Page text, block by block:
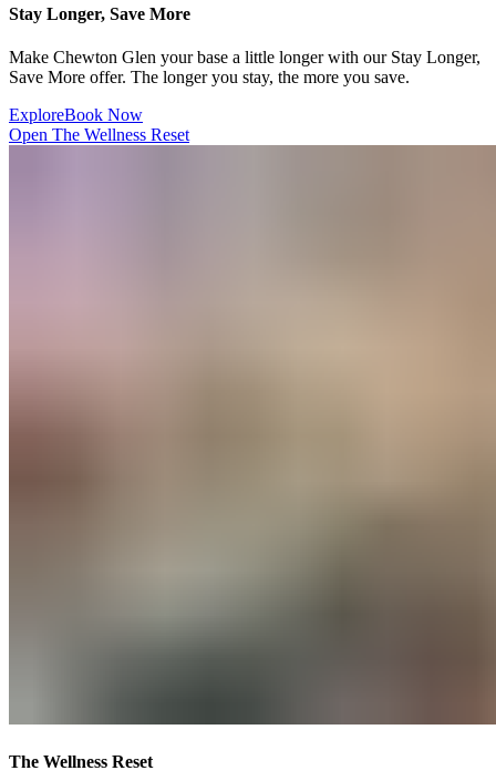
Stay Longer, Save More​​​​‌ ‍ ​‍​‍‌‍ ‌ ​‍‌‍‍‌‌‍‌ ‌‍‍‌‌‍ ‍​‍​‍​ ‍‍​‍​‍‌ ​ ‌‍​‌‌‍ ‍‌‍‍‌‌ ‌​‌ ‍‌​‍ ‍‌‍‍‌‌‍ ​‍​‍​‍ ​​‍​‍‌‍‍​‌ ​‍‌‍‌‌‌‍‌‍​‍​‍​ ‍‍​‍​‍‌‍‍​‌ ‌​‌ ‌​‌ ​​‌ ​ ​ ‍‍​‍ ​‍ ‌‍ ​​‍ ‌‌‍​‌‌‍ ‍‌‍‌​​‍ ‌‌ ​‍​‍ ‌‌‍‍​‌‍ ‌ ‌​‌‍‌‌‌‍ ​‌ ​ ​‍ ‌‌ ​ ‌ ‌​‌ ‌‌‌‍‌​‌‍‍‌‌‍ ​‍ ‍‌ ‌‍‌‍‌‌‌ ​‍‌‍​ ‌‍‌‌‌‍ ​​‍ ‍‌‍​‌‌ ​​‌ ​​​‍ ‌‍‍‌‌‍ ‍‌ ‌​‌‍‌‌‌‍ ‍‌ ‌​​‍ ‌‍‌‌‌‍‌​‌‍‍‌‌ ‌​​‍ ‌‍ ‌‌‍ ‌‍‌​‌‍‌‌​ ‌‌ ​​‌ ​‍‌‍‌‌‌ ​ ‌‍‌‌‌‍ ‍‌ ‌​‌‍​‌‌ ‌​‌‍‍‌‌‍ ‌‍ ‍​ ‍ ‌‍‍‌‌‍‌​​ ‌​ ‍‌​ ​‌​ ‌‍​ ‌‍​ ‍‌‌‍‌​‌‍​‌​ ​​​‍ ‌​ ‌‍‌‍​ ‌‍​ ‌‍​ ​‍ ‌​ ‌​​ ‍‌​ ‌​​ ‌‍​‍ ‌‌‍​‌​ ​‍​ ‌ ​ ‌​​‍ ‌‌‍​‌‌‍​ ‌‍​‍​ ‍‌‌‍​‍​ ​ ‌‍‌‌‌‍​ ​ ​ ‌‍‌​​ ‌ ‌‍​ ​ ‍ ‌ ‌​‌ ‍‌‌ ​​‌‍‌‌​ ‌‌‍‍​‌‍ ‌ ‌​‌‍‌‌‌‍ ​‌‌​ ‌‍‍‌‌ ‌​‌‍‌‌‌‌​​‌‍​‌‌‍‌ ‌‍‌‌​ ‍ ‌ ​​‌‍​‌‌ ‌​‌‍‍​​ ‌‌ ​​‌‍​‌‌‍‌ ‌‍‌‌‌​​‍‌ ‌‌‌‍‍‌‌‍ ​‌‍‌​‌‍‌‌‌ ​‍​‍‌‌​ ‌‌‌​​‍‌‌ ‌‍‍ ‌‍‌‌‌ ‍‌​‍‌‌​ ​ ‌​‌​​‍‌‌​ ​ ‌​‌​​‍‌‌​ ​‍​ ​‍​ ‍​​ ​ ​ ‍​​ ‌ ​ ‍​​ ​‌​ ‌‍‌‍​ ‌‍‌‌​ ‌​​ ​‍‌‍​‌​‍‌‌​ ​‍​ ​‍​‍‌‌​ ‌‌‌​‌​​‍ ‍‌‍​ ‌‍ ‌‍ ‍‌ ‌​‌‍‌‌‌‍ ‍‌ ‌​​‍‌‌​ ‌‌‌​​‍‌‌ ‌‍‍ ‌‍‌‌‌ ‍‌​‍‌‌​ ​ ‌​‌​​‍‌‌​ ​ ‌​‌​​‍‌‌​ ​‍​ ​‍‌‍‌‍​ ‌ ​ ‌‍‌‍​ ​ ‍​‌‍‌‌‌‍‌​​ ‌​​ ​ ​ ‌​​ ‍‌​ ‍​​‍‌‌​ ​‍​ ​‍​‍‌‌​ ‌‌‌​‌​​‍ ‍‌ ‌​‌‍‍‌‌ ‌​‌‍ ​‌‍‌‌​ ‌‍​‍‌‍​‌‌ ​ ‌‍‌‌‌‌‌‌‌ ​‍‌‍ ​​ ‌‌‍‍​‌ ‌​‌ ‌​‌ ​​‌ ​ ​‍‌‌​ ​ ‌​​‌​‍‌‌​ ​‍‌​‌‍​‍‌‌​ ​‍‌​‌‍‌‍ ​​‍ ‌‌‍​‌‌‍ ‍‌‍‌​​‍ ‌‌ ​‍​‍ ‌‌‍‍​‌‍ ‌ ‌​‌‍‌‌‌‍ ​‌ ​ ​‍ ‌‌ ​ ‌ ‌​‌ ‌‌‌‍‌​‌‍‍‌‌‍ ​‍ ‍‌ ‌‍‌‍‌‌‌ ​‍‌‍​ ‌‍‌‌‌‍ ​​‍ ‍‌‍​‌‌ ​​‌ ​​​‍‌‍‌‍‍‌‌‍‌​​ ‌​ ‍‌​ ​‌​ ‌‍​ ‌‍​ ‍‌‌‍‌​‌‍​‌​ ​​​‍ ‌​ ‌‍‌‍​ ‌‍​ ‌‍​ ​‍ ‌​ ‌​​ ‍‌​ ‌​​ ‌‍​‍ ‌‌‍​‌​ ​‍​ ‌ ​ ‌​​‍ ‌‌‍​‌‌‍​ ‌‍​‍​ ‍‌‌‍​‍​ ​ ‌‍‌‌‌‍​ ​ ​ ‌‍‌​​ ‌ ‌‍​ ​‍‌‍‌ ‌​‌ ‍‌‌ ​​‌‍‌‌​ ‌‌‍‍​‌‍ ‌ ‌​‌‍‌‌‌‍ ​‌‌​ ‌‍‍‌‌ ‌​‌‍‌‌‌‌​​‌‍​‌‌‍‌ ‌‍‌‌​‍‌‍‌ ​​‌‍​‌‌ ‌​‌‍‍​​ ‌‌ ​​‌‍​‌‌‍‌ ‌‍‌‌‌​​‍‌ ‌‌‌‍‍‌‌‍ ​‌‍‌​‌‍‌‌‌ ​‍​‍‌‌​ ‌‌‌​​‍‌‌ ‌‍‍ ‌‍‌‌‌ ‍‌​‍‌‌​ ​ ‌​‌​​‍‌‌​ ​ ‌​‌​​‍‌‌​ ​‍​ ​‍​ ‍​​ ​ ​ ‍​​ ‌ ​ ‍​​ ​‌​ ‌‍‌‍​ ‌‍‌‌​ ‌​​ ​‍‌‍​‌​‍‌‌​ ​‍​ ​‍​‍‌‌​ ‌‌‌​‌​​‍ ‍‌‍​ ‌‍ ‌‍ ‍‌ ‌​‌‍‌‌‌‍ ‍‌ ‌​​‍‌‌​ ‌‌‌​​‍‌‌ ‌‍‍ ‌‍‌‌‌ ‍‌​‍‌‌​ ​ ‌​‌​​‍‌‌​ ​ ‌​‌​​‍‌‌​ ​‍​ ​‍‌‍‌‍​ ‌ ​ ‌‍‌‍​ ​ ‍​‌‍‌‌‌‍‌​​ ‌​​ ​ ​ ‌​​ ‍‌​ ‍​​‍‌‌​ ​‍​ ​‍​‍‌‌​ ‌‌‌​‌​​‍ ‍‌ ‌​‌‍‍‌‌ ‌​‌‍ ​‌‍‌‌​‍‌‍‌ ​​‌‍‌‌‌ ​‍‌ ​ ‌ ​​‌‍‌‌‌‍​ ‌ ‌​‌‍‍‌‌ ‌‍‌‍‌‌​ ‌‌ ​​‌ ‌‌‌‍​‍‌‍ ​‌‍‍‌‌ ​ ‌‍‍​‌‍‌‌‌‍‌​​‍​‍‌ ‌
Make Chewton Glen your base a little longer with our Stay Longer,
Save More offer. The longer you stay, the more you save.​​​​‌ ‍ ​‍​‍‌‍ ‌ ​‍‌‍‍‌‌‍‌ ‌‍‍‌‌‍ ‍​‍​‍​ ‍‍​‍​‍‌ ​ ‌‍​‌‌‍ ‍‌‍‍‌‌ ‌​‌ ‍‌​‍ ‍‌‍‍‌‌‍ ​‍​‍​‍ ​​‍​‍‌‍‍​‌ ​‍‌‍‌‌‌‍‌‍​‍​‍​ ‍‍​‍​‍‌‍‍​‌ ‌​‌ ‌​‌ ​​‌ ​ ​ ‍‍​‍ ​‍ ‌‍ ​​‍ ‌‌‍​‌‌‍ ‍‌‍‌​​‍ ‌‌ ​‍​‍ ‌‌‍‍​‌‍ ‌ ‌​‌‍‌‌‌‍ ​‌ ​ ​‍ ‌‌ ​ ‌ ‌​‌ ‌‌‌‍‌​‌‍‍‌‌‍ ​‍ ‍‌ ‌‍‌‍‌‌‌ ​‍‌‍​ ‌‍‌‌‌‍ ​​‍ ‍‌‍​‌‌ ​​‌ ​​​‍ ‌‍‍‌‌‍ ‍‌ ‌​‌‍‌‌‌‍ ‍‌ ‌​​‍ ‌‍‌‌‌‍‌​‌‍‍‌‌ ‌​​‍ ‌‍ ‌‌‍ ‌‍‌​‌‍‌‌​ ‌‌ ​​‌ ​‍‌‍‌‌‌ ​ ‌‍‌‌‌‍ ‍‌ ‌​‌‍​‌‌ ‌​‌‍‍‌‌‍ ‌‍ ‍​ ‍ ‌‍‍‌‌‍‌​​ ‌​ ‍‌​ ​‌​ ‌‍​ ‌‍​ ‍‌‌‍‌​‌‍​‌​ ​​​‍ ‌​ ‌‍‌‍​ ‌‍​ ‌‍​ ​‍ ‌​ ‌​​ ‍‌​ ‌​​ ‌‍​‍ ‌‌‍​‌​ ​‍​ ‌ ​ ‌​​‍ ‌‌‍​‌‌‍​ ‌‍​‍​ ‍‌‌‍​‍​ ​ ‌‍‌‌‌‍​ ​ ​ ‌‍‌​​ ‌ ‌‍​ ​ ‍ ‌ ‌​‌ ‍‌‌ ​​‌‍‌‌​ ‌‌‍‍​‌‍ ‌ ‌​‌‍‌‌‌‍ ​‌‌​ ‌‍‍‌‌ ‌​‌‍‌‌‌‌​​‌‍​‌‌‍‌ ‌‍‌‌​ ‍ ‌ ​​‌‍​‌‌ ‌​‌‍‍​​ ‌‌ ​​‌‍​‌‌‍‌ ‌‍‌‌‌​​‍‌ ‌‌‌‍‍‌‌‍ ​‌‍‌​‌‍‌‌‌ ​‍​‍‌‌​ ‌‌‌​​‍‌‌ ‌‍‍ ‌‍‌‌‌ ‍‌​‍‌‌​ ​ ‌​‌​​‍‌‌​ ​ ‌​‌​​‍‌‌​ ​‍​ ​‍​ ‍​​ ​ ​ ‍​​ ‌ ​ ‍​​ ​‌​ ‌‍‌‍​ ‌‍‌‌​ ‌​​ ​‍‌‍​‌​‍‌‌​ ​‍​ ​‍​‍‌‌​ ‌‌‌​‌​​‍ ‍‌‍​ ‌‍ ‌‍ ‍‌ ‌​‌‍‌‌‌‍ ‍‌ ‌​​‍‌‌​ ‌‌‌​​‍‌‌ ‌‍‍ ‌‍‌‌‌ ‍‌​‍‌‌​ ​ ‌​‌​​‍‌‌​ ​ ‌​‌​​‍‌‌​ ​‍​ ​‍‌‍‌‍​ ‌ ​ ‌‍‌‍​ ​ ‍​‌‍‌‌‌‍‌​​ ‌​​ ​ ​ ‌​​ ‍‌​ ‍​​‍‌‌​ ​‍​ ​‍​‍‌‌​ ‌‌‌​‌​​‍ ‍‌‍‌‌‌ ‍​‌‍​ ‌‍‌‌‌ ​‍‌ ​​‌ ‌​​ ‌‍​‍‌‍​‌‌ ​ ‌‍‌‌‌‌‌‌‌ ​‍‌‍ ​​ ‌‌‍‍​‌ ‌​‌ ‌​‌ ​​‌ ​ ​‍‌‌​ ​ ‌​​‌​‍‌‌​ ​‍‌​‌‍​‍‌‌​ ​‍‌​‌‍‌‍ ​​‍ ‌‌‍​‌‌‍ ‍‌‍‌​​‍ ‌‌ ​‍​‍ ‌‌‍‍​‌‍ ‌ ‌​‌‍‌‌‌‍ ​‌ ​ ​‍ ‌‌ ​ ‌ ‌​‌ ‌‌‌‍‌​‌‍‍‌‌‍ ​‍ ‍‌ ‌‍‌‍‌‌‌ ​‍‌‍​ ‌‍‌‌‌‍ ​​‍ ‍‌‍​‌‌ ​​‌ ​​​‍‌‍‌‍‍‌‌‍‌​​ ‌​ ‍‌​ ​‌​ ‌‍​ ‌‍​ ‍‌‌‍‌​‌‍​‌​ ​​​‍ ‌​ ‌‍‌‍​ ‌‍​ ‌‍​ ​‍ ‌​ ‌​​ ‍‌​ ‌​​ ‌‍​‍ ‌‌‍​‌​ ​‍​ ‌ ​ ‌​​‍ ‌‌‍​‌‌‍​ ‌‍​‍​ ‍‌‌‍​‍​ ​ ‌‍‌‌‌‍​ ​ ​ ‌‍‌​​ ‌ ‌‍​ ​‍‌‍‌ ‌​‌ ‍‌‌ ​​‌‍‌‌​ ‌‌‍‍​‌‍ ‌ ‌​‌‍‌‌‌‍ ​‌‌​ ‌‍‍‌‌ ‌​‌‍‌‌‌‌​​‌‍​‌‌‍‌ ‌‍‌‌​‍‌‍‌ ​​‌‍​‌‌ ‌​‌‍‍​​ ‌‌ ​​‌‍​‌‌‍‌ ‌‍‌‌‌​​‍‌ ‌‌‌‍‍‌‌‍ ​‌‍‌​‌‍‌‌‌ ​‍​‍‌‌​ ‌‌‌​​‍‌‌ ‌‍‍ ‌‍‌‌‌ ‍‌​‍‌‌​ ​ ‌​‌​​‍‌‌​ ​ ‌​‌​​‍‌‌​ ​‍​ ​‍​ ‍​​ ​ ​ ‍​​ ‌ ​ ‍​​ ​‌​ ‌‍‌‍​ ‌‍‌‌​ ‌​​ ​‍‌‍​‌​‍‌‌​ ​‍​ ​‍​‍‌‌​ ‌‌‌​‌​​‍ ‍‌‍​ ‌‍ ‌‍ ‍‌ ‌​‌‍‌‌‌‍ ‍‌ ‌​​‍‌‌​ ‌‌‌​​‍‌‌ ‌‍‍ ‌‍‌‌‌ ‍‌​‍‌‌​ ​ ‌​‌​​‍‌‌​ ​ ‌​‌​​‍‌‌​ ​‍​ ​‍‌‍‌‍​ ‌ ​ ‌‍‌‍​ ​ ‍​‌‍‌‌‌‍‌​​ ‌​​ ​ ​ ‌​​ ‍‌​ ‍​​‍‌‌​ ​‍​ ​‍​‍‌‌​ ‌‌‌​‌​​‍ ‍‌‍‌‌‌ ‍​‌‍​ ‌‍‌‌‌ ​‍‌ ​​‌ ‌​​‍‌‍‌ ​​‌‍‌‌‌ ​‍‌ ​ ‌ ​​‌‍‌‌‌‍​ ‌ ‌​‌‍‍‌‌ ‌‍‌‍‌‌​ ‌‌ ​​‌ ‌‌‌‍​‍‌‍ ​‌‍‍‌‌ ​ ‌‍‍​‌‍‌‌‌‍‌​​‍​‍‌ ‌
Explore​​​​‌ ‍ ​‍​‍‌‍ ‌ ​‍‌‍‍‌‌‍‌ ‌‍‍‌‌‍ ‍​‍​‍​ ‍‍​‍​‍‌ ​ ‌‍​‌‌‍ ‍‌‍‍‌‌ ‌​‌ ‍‌​‍ ‍‌‍‍‌‌‍ ​‍​‍​‍ ​​‍​‍‌‍‍​‌ ​‍‌‍‌‌‌‍‌‍​‍​‍​ ‍‍​‍​‍‌‍‍​‌ ‌​‌ ‌​‌ ​​‌ ​ ​ ‍‍​‍ ​‍ ‌‍ ​​‍ ‌‌‍​‌‌‍ ‍‌‍‌​​‍ ‌‌ ​‍​‍ ‌‌‍‍​‌‍ ‌ ‌​‌‍‌‌‌‍ ​‌ ​ ​‍ ‌‌ ​ ‌ ‌​‌ ‌‌‌‍‌​‌‍‍‌‌‍ ​‍ ‍‌ ‌‍‌‍‌‌‌ ​‍‌‍​ ‌‍‌‌‌‍ ​​‍ ‍‌‍​‌‌ ​​‌ ​​​‍ ‌‍‍‌‌‍ ‍‌ ‌​‌‍‌‌‌‍ ‍‌ ‌​​‍ ‌‍‌‌‌‍‌​‌‍‍‌‌ ‌​​‍ ‌‍ ‌‌‍ ‌‍‌​‌‍‌‌​ ‌‌ ​​‌ ​‍‌‍‌‌‌ ​ ‌‍‌‌‌‍ ‍‌ ‌​‌‍​‌‌ ‌​‌‍‍‌‌‍ ‌‍ ‍​ ‍ ‌‍‍‌‌‍‌​​ ‌​ ‍‌​ ​‌​ ‌‍​ ‌‍​ ‍‌‌‍‌​‌‍​‌​ ​​​‍ ‌​ ‌‍‌‍​ ‌‍​ ‌‍​ ​‍ ‌​ ‌​​ ‍‌​ ‌​​ ‌‍​‍ ‌‌‍​‌​ ​‍​ ‌ ​ ‌​​‍ ‌‌‍​‌‌‍​ ‌‍​‍​ ‍‌‌‍​‍​ ​ ‌‍‌‌‌‍​ ​ ​ ‌‍‌​​ ‌ ‌‍​ ​ ‍ ‌ ‌​‌ ‍‌‌ ​​‌‍‌‌​ ‌‌‍‍​‌‍ ‌ ‌​‌‍‌‌‌‍ ​‌‌​ ‌‍‍‌‌ ‌​‌‍‌‌‌‌​​‌‍​‌‌‍‌ ‌‍‌‌​ ‍ ‌ ​​‌‍​‌‌ ‌​‌‍‍​​ ‌‌ ​​‌‍​‌‌‍‌ ‌‍‌‌‌​​‍‌ ‌‌‌‍‍‌‌‍ ​‌‍‌​‌‍‌‌‌ ​‍​‍‌‌​ ‌‌‌​​‍‌‌ ‌‍‍ ‌‍‌‌‌ ‍‌​‍‌‌​ ​ ‌​‌​​‍‌‌​ ​ ‌​‌​​‍‌‌​ ​‍​ ​‍​ ‍​​ ​ ​ ‍​​ ‌ ​ ‍​​ ​‌​ ‌‍‌‍​ ‌‍‌‌​ ‌​​ ​‍‌‍​‌​‍‌‌​ ​‍​ ​‍​‍‌‌​ ‌‌‌​‌​​‍ ‍‌‍​ ‌‍ ‌‍ ‍‌ ‌​‌‍‌‌‌‍ ‍‌ ‌​​‍‌‌​ ‌‌‌​​‍‌‌ ‌‍‍ ‌‍‌‌‌ ‍‌​‍‌‌​ ​ ‌​‌​​‍‌‌​ ​ ‌​‌​​‍‌‌​ ​‍​ ​‍‌‍‌‍​ ‌ ​ ‌‍‌‍​ ​ ‍​‌‍‌‌‌‍‌​​ ‌​​ ​ ​ ‌​​ ‍‌​ ‍​​‍‌‌​ ​‍​ ​‍​‍‌‌​ ‌‌‌​‌​​‍ ‍‌ ​​‌ ​‍‌‍‍‌‌‍ ‌‌‍​‌‌ ​‍‌ ‍‌‌​​ ‌ ‌​‌‍​‌​‍ ‍‌‍ ​‌‍​‌‌‍​‍‌‍‌‌‌‍ ​​ ‌‍​‍‌‍​‌‌ ​ ‌‍‌‌‌‌‌‌‌ ​‍‌‍ ​​ ‌‌‍‍​‌ ‌​‌ ‌​‌ ​​‌ ​ ​‍‌‌​ ​ ‌​​‌​‍‌‌​ ​‍‌​‌‍​‍‌‌​ ​‍‌​‌‍‌‍ ​​‍ ‌‌‍​‌‌‍ ‍‌‍‌​​‍ ‌‌ ​‍​‍ ‌‌‍‍​‌‍ ‌ ‌​‌‍‌‌‌‍ ​‌ ​ ​‍ ‌‌ ​ ‌ ‌​‌ ‌‌‌‍‌​‌‍‍‌‌‍ ​‍ ‍‌ ‌‍‌‍‌‌‌ ​‍‌‍​ ‌‍‌‌‌‍ ​​‍ ‍‌‍​‌‌ ​​‌ ​​​‍‌‍‌‍‍‌‌‍‌​​ ‌​ ‍‌​ ​‌​ ‌‍​ ‌‍​ ‍‌‌‍‌​‌‍​‌​ ​​​‍ ‌​ ‌‍‌‍​ ‌‍​ ‌‍​ ​‍ ‌​ ‌​​ ‍‌​ ‌​​ ‌‍​‍ ‌‌‍​‌​ ​‍​ ‌ ​ ‌​​‍ ‌‌‍​‌‌‍​ ‌‍​‍​ ‍‌‌‍​‍​ ​ ‌‍‌‌‌‍​ ​ ​ ‌‍‌​​ ‌ ‌‍​ ​‍‌‍‌ ‌​‌ ‍‌‌ ​​‌‍‌‌​ ‌‌‍‍​‌‍ ‌ ‌​‌‍‌‌‌‍ ​‌‌​ ‌‍‍‌‌ ‌​‌‍‌‌‌‌​​‌‍​‌‌‍‌ ‌‍‌‌​‍‌‍‌ ​​‌‍​‌‌ ‌​‌‍‍​​ ‌‌ ​​‌‍​‌‌‍‌ ‌‍‌‌‌​​‍‌ ‌‌‌‍‍‌‌‍ ​‌‍‌​‌‍‌‌‌ ​‍​‍‌‌​ ‌‌‌​​‍‌‌ ‌‍‍ ‌‍‌‌‌ ‍‌​‍‌‌​ ​ ‌​‌​​‍‌‌​ ​ ‌​‌​​‍‌‌​ ​‍​ ​‍​ ‍​​ ​ ​ ‍​​ ‌ ​ ‍​​ ​‌​ ‌‍‌‍​ ‌‍‌‌​ ‌​​ ​‍‌‍​‌​‍‌‌​ ​‍​ ​‍​‍‌‌​ ‌‌‌​‌​​‍ ‍‌‍​ ‌‍ ‌‍ ‍‌ ‌​‌‍‌‌‌‍ ‍‌ ‌​​‍‌‌​ ‌‌‌​​‍‌‌ ‌‍‍ ‌‍‌‌‌ ‍‌​‍‌‌​ ​ ‌​‌​​‍‌‌​ ​ ‌​‌​​‍‌‌​ ​‍​ ​‍‌‍‌‍​ ‌ ​ ‌‍‌‍​ ​ ‍​‌‍‌‌‌‍‌​​ ‌​​ ​ ​ ‌​​ ‍‌​ ‍​​‍‌‌​ ​‍​ ​‍​‍‌‌​ ‌‌‌​‌​​‍ ‍‌ ​​‌ ​‍‌‍‍‌‌‍ ‌‌‍​‌‌ ​‍‌ ‍‌‌​​ ‌ ‌​‌‍​‌​‍ ‍‌‍ ​‌‍​‌‌‍​‍‌‍‌‌‌‍ ​​‍‌‍‌ ​​‌‍‌‌‌ ​‍‌ ​ ‌ ​​‌‍‌‌‌‍​ ‌ ‌​‌‍‍‌‌ ‌‍‌‍‌‌​ ‌‌ ​​‌ ‌‌‌‍​‍‌‍ ​‌‍‍‌‌ ​ ‌‍‍​‌‍‌‌‌‍‌​​‍​‍‌ ‌Book Now​​​​‌ ‍ ​‍​‍‌‍ ‌ ​‍‌‍‍‌‌‍‌ ‌‍‍‌‌‍ ‍​‍​‍​ ‍‍​‍​‍‌ ​ ‌‍​‌‌‍ ‍‌‍‍‌‌ ‌​‌ ‍‌​‍ ‍‌‍‍‌‌‍ ​‍​‍​‍ ​​‍​‍‌‍‍​‌ ​‍‌‍‌‌‌‍‌‍​‍​‍​ ‍‍​‍​‍‌‍‍​‌ ‌​‌ ‌​‌ ​​‌ ​ ​ ‍‍​‍ ​‍ ‌‍ ​​‍ ‌‌‍​‌‌‍ ‍‌‍‌​​‍ ‌‌ ​‍​‍ ‌‌‍‍​‌‍ ‌ ‌​‌‍‌‌‌‍ ​‌ ​ ​‍ ‌‌ ​ ‌ ‌​‌ ‌‌‌‍‌​‌‍‍‌‌‍ ​‍ ‍‌ ‌‍‌‍‌‌‌ ​‍‌‍​ ‌‍‌‌‌‍ ​​‍ ‍‌‍​‌‌ ​​‌ ​​​‍ ‌‍‍‌‌‍ ‍‌ ‌​‌‍‌‌‌‍ ‍‌ ‌​​‍ ‌‍‌‌‌‍‌​‌‍‍‌‌ ‌​​‍ ‌‍ ‌‌‍ ‌‍‌​‌‍‌‌​ ‌‌ ​​‌ ​‍‌‍‌‌‌ ​ ‌‍‌‌‌‍ ‍‌ ‌​‌‍​‌‌ ‌​‌‍‍‌‌‍ ‌‍ ‍​ ‍ ‌‍‍‌‌‍‌​​ ‌​ ‍‌​ ​‌​ ‌‍​ ‌‍​ ‍‌‌‍‌​‌‍​‌​ ​​​‍ ‌​ ‌‍‌‍​ ‌‍​ ‌‍​ ​‍ ‌​ ‌​​ ‍‌​ ‌​​ ‌‍​‍ ‌‌‍​‌​ ​‍​ ‌ ​ ‌​​‍ ‌‌‍​‌‌‍​ ‌‍​‍​ ‍‌‌‍​‍​ ​ ‌‍‌‌‌‍​ ​ ​ ‌‍‌​​ ‌ ‌‍​ ​ ‍ ‌ ‌​‌ ‍‌‌ ​​‌‍‌‌​ ‌‌‍‍​‌‍ ‌ ‌​‌‍‌‌‌‍ ​‌‌​ ‌‍‍‌‌ ‌​‌‍‌‌‌‌​​‌‍​‌‌‍‌ ‌‍‌‌​ ‍ ‌ ​​‌‍​‌‌ ‌​‌‍‍​​ ‌‌ ​​‌‍​‌‌‍‌ ‌‍‌‌‌​​‍‌ ‌‌‌‍‍‌‌‍ ​‌‍‌​‌‍‌‌‌ ​‍​‍‌‌​ ‌‌‌​​‍‌‌ ‌‍‍ ‌‍‌‌‌ ‍‌​‍‌‌​ ​ ‌​‌​​‍‌‌​ ​ ‌​‌​​‍‌‌​ ​‍​ ​‍​ ‍​​ ​ ​ ‍​​ ‌ ​ ‍​​ ​‌​ ‌‍‌‍​ ‌‍‌‌​ ‌​​ ​‍‌‍​‌​‍‌‌​ ​‍​ ​‍​‍‌‌​ ‌‌‌​‌​​‍ ‍‌‍​ ‌‍ ‌‍ ‍‌ ‌​‌‍‌‌‌‍ ‍‌ ‌​​‍‌‌​ ‌‌‌​​‍‌‌ ‌‍‍ ‌‍‌‌‌ ‍‌​‍‌‌​ ​ ‌​‌​​‍‌‌​ ​ ‌​‌​​‍‌‌​ ​‍​ ​‍‌‍‌‍​ ‌ ​ ‌‍‌‍​ ​ ‍​‌‍‌‌‌‍‌​​ ‌​​ ​ ​ ‌​​ ‍‌​ ‍​​‍‌‌​ ​‍​ ​‍​‍‌‌​ ‌‌‌​‌​​‍ ‍‌ ​ ‌‍‌‌‌‍​ ‌‍ ‌‍ ‍‌‍‌​‌‍​‌‌ ​‍‌ ‍‌‌​​ ‌ ‌​‌‍​‌​‍ ‍‌‍ ​‌‍​‌‌‍​‍‌‍‌‌‌‍ ​​ ‌‍​‍‌‍​‌‌ ​ ‌‍‌‌‌‌‌‌‌ ​‍‌‍ ​​ ‌‌‍‍​‌ ‌​‌ ‌​‌ ​​‌ ​ ​‍‌‌​ ​ ‌​​‌​‍‌‌​ ​‍‌​‌‍​‍‌‌​ ​‍‌​‌‍‌‍ ​​‍ ‌‌‍​‌‌‍ ‍‌‍‌​​‍ ‌‌ ​‍​‍ ‌‌‍‍​‌‍ ‌ ‌​‌‍‌‌‌‍ ​‌ ​ ​‍ ‌‌ ​ ‌ ‌​‌ ‌‌‌‍‌​‌‍‍‌‌‍ ​‍ ‍‌ ‌‍‌‍‌‌‌ ​‍‌‍​ ‌‍‌‌‌‍ ​​‍ ‍‌‍​‌‌ ​​‌ ​​​‍‌‍‌‍‍‌‌‍‌​​ ‌​ ‍‌​ ​‌​ ‌‍​ ‌‍​ ‍‌‌‍‌​‌‍​‌​ ​​​‍ ‌​ ‌‍‌‍​ ‌‍​ ‌‍​ ​‍ ‌​ ‌​​ ‍‌​ ‌​​ ‌‍​‍ ‌‌‍​‌​ ​‍​ ‌ ​ ‌​​‍ ‌‌‍​‌‌‍​ ‌‍​‍​ ‍‌‌‍​‍​ ​ ‌‍‌‌‌‍​ ​ ​ ‌‍‌​​ ‌ ‌‍​ ​‍‌‍‌ ‌​‌ ‍‌‌ ​​‌‍‌‌​ ‌‌‍‍​‌‍ ‌ ‌​‌‍‌‌‌‍ ​‌‌​ ‌‍‍‌‌ ‌​‌‍‌‌‌‌​​‌‍​‌‌‍‌ ‌‍‌‌​‍‌‍‌ ​​‌‍​‌‌ ‌​‌‍‍​​ ‌‌ ​​‌‍​‌‌‍‌ ‌‍‌‌‌​​‍‌ ‌‌‌‍‍‌‌‍ ​‌‍‌​‌‍‌‌‌ ​‍​‍‌‌​ ‌‌‌​​‍‌‌ ‌‍‍ ‌‍‌‌‌ ‍‌​‍‌‌​ ​ ‌​‌​​‍‌‌​ ​ ‌​‌​​‍‌‌​ ​‍​ ​‍​ ‍​​ ​ ​ ‍​​ ‌ ​ ‍​​ ​‌​ ‌‍‌‍​ ‌‍‌‌​ ‌​​ ​‍‌‍​‌​‍‌‌​ ​‍​ ​‍​‍‌‌​ ‌‌‌​‌​​‍ ‍‌‍​ ‌‍ ‌‍ ‍‌ ‌​‌‍‌‌‌‍ ‍‌ ‌​​‍‌‌​ ‌‌‌​​‍‌‌ ‌‍‍ ‌‍‌‌‌ ‍‌​‍‌‌​ ​ ‌​‌​​‍‌‌​ ​ ‌​‌​​‍‌‌​ ​‍​ ​‍‌‍‌‍​ ‌ ​ ‌‍‌‍​ ​ ‍​‌‍‌‌‌‍‌​​ ‌​​ ​ ​ ‌​​ ‍‌​ ‍​​‍‌‌​ ​‍​ ​‍​‍‌‌​ ‌‌‌​‌​​‍ ‍‌ ​ ‌‍‌‌‌‍​ ‌‍ ‌‍ ‍‌‍‌​‌‍​‌‌ ​‍‌ ‍‌‌​​ ‌ ‌​‌‍​‌​‍ ‍‌‍ ​‌‍​‌‌‍​‍‌‍‌‌‌‍ ​​‍‌‍‌ ​​‌‍‌‌‌ ​‍‌ ​ ‌ ​​‌‍‌‌‌‍​ ‌ ‌​‌‍‍‌‌ ‌‍‌‍‌‌​ ‌‌ ​​‌ ‌‌‌‍​‍‌‍ ​‌‍‍‌‌ ​ ‌‍‍​‌‍‌‌‌‍‌​​‍​‍‌ ‌
Open The Wellness Reset​​​​‌ ‍ ​‍​‍‌‍ ‌ ​‍‌‍‍‌‌‍‌ ‌‍‍‌‌‍ ‍​‍​‍​ ‍‍​‍​‍‌ ​ ‌‍​‌‌‍ ‍‌‍‍‌‌ ‌​‌ ‍‌​‍ ‍‌‍‍‌‌‍ ​‍​‍​‍ ​​‍​‍‌‍‍​‌ ​‍‌‍‌‌‌‍‌‍​‍​‍​ ‍‍​‍​‍‌‍‍​‌ ‌​‌ ‌​‌ ​​‌ ​ ​ ‍‍​‍ ​‍ ‌‍ ​​‍ ‌‌‍​‌‌‍ ‍‌‍‌​​‍ ‌‌ ​‍​‍ ‌‌‍‍​‌‍ ‌ ‌​‌‍‌‌‌‍ ​‌ ​ ​‍ ‌‌ ​ ‌ ‌​‌ ‌‌‌‍‌​‌‍‍‌‌‍ ​‍ ‍‌ ‌‍‌‍‌‌‌ ​‍‌‍​ ‌‍‌‌‌‍ ​​‍ ‍‌‍​‌‌ ​​‌ ​​​‍ ‌‍‍‌‌‍ ‍‌ ‌​‌‍‌‌‌‍ ‍‌ ‌​​‍ ‌‍‌‌‌‍‌​‌‍‍‌‌ ‌​​‍ ‌‍ ‌‌‍ ‌‍‌​‌‍‌‌​ ‌‌ ​​‌ ​‍‌‍‌‌‌ ​ ‌‍‌‌‌‍ ‍‌ ‌​‌‍​‌‌ ‌​‌‍‍‌‌‍ ‌‍ ‍​ ‍ ‌‍‍‌‌‍‌​​ ‌​ ‍‌​ ​‌​ ‌‍​ ‌‍​ ‍‌‌‍‌​‌‍​‌​ ​​​‍ ‌​ ‌‍‌‍​ ‌‍​ ‌‍​ ​‍ ‌​ ‌​​ ‍‌​ ‌​​ ‌‍​‍ ‌‌‍​‌​ ​‍​ ‌ ​ ‌​​‍ ‌‌‍​‌‌‍​ ‌‍​‍​ ‍‌‌‍​‍​ ​ ‌‍‌‌‌‍​ ​ ​ ‌‍‌​​ ‌ ‌‍​ ​ ‍ ‌ ‌​‌ ‍‌‌ ​​‌‍‌‌​ ‌‌‍‍​‌‍ ‌ ‌​‌‍‌‌‌‍ ​‌‌​ ‌‍‍‌‌ ‌​‌‍‌‌‌‌​​‌‍​‌‌‍‌ ‌‍‌‌​ ‍ ‌ ​​‌‍​‌‌ ‌​‌‍‍​​ ‌‌ ​​‌‍​‌‌‍‌ ‌‍‌‌‌​​‍‌ ‌‌‌‍‍‌‌‍ ​‌‍‌​‌‍‌‌‌ ​‍​‍‌‌​ ‌‌‌​​‍‌‌ ‌‍‍ ‌‍‌‌‌ ‍‌​‍‌‌​ ​ ‌​‌​​‍‌‌​ ​ ‌​‌​​‍‌‌​ ​‍​ ​‍​ ‍​​ ​ ​ ‍​​ ‌ ​ ‍​​ ​‌​ ‌‍‌‍​ ‌‍‌‌​ ‌​​ ​‍‌‍​‌​‍‌‌​ ​‍​ ​‍​‍‌‌​ ‌‌‌​‌​​‍ ‍‌‍​ ‌‍ ‌‍ ‍‌ ‌​‌‍‌‌‌‍ ‍‌ ‌​​‍‌‌​ ‌‌‌​​‍‌‌ ‌‍‍ ‌‍‌‌‌ ‍‌​‍‌‌​ ​ ‌​‌​​‍‌‌​ ​ ‌​‌​​‍‌‌​ ​‍​ ​‍​ ‌ ‌‍‌‍​ ‌ ​ ​ ​ ‌​​ ‌​​ ‌‍​ ‍​​ ‍​​ ‍​​ ​‌​ ‌‌​‍‌‌​ ​‍​ ​‍​‍‌‌​ ‌‌‌​‌​​‍ ‍‌ ‌​‌‍‍‌‌ ‌​‌‍ ​‌‍‌‌​ ‌‍​‍‌‍​‌‌ ​ ‌‍‌‌‌‌‌‌‌ ​‍‌‍ ​​ ‌‌‍‍​‌ ‌​‌ ‌​‌ ​​‌ ​ ​‍‌‌​ ​ ‌​​‌​‍‌‌​ ​‍‌​‌‍​‍‌‌​ ​‍‌​‌‍‌‍ ​​‍ ‌‌‍​‌‌‍ ‍‌‍‌​​‍ ‌‌ ​‍​‍ ‌‌‍‍​‌‍ ‌ ‌​‌‍‌‌‌‍ ​‌ ​ ​‍ ‌‌ ​ ‌ ‌​‌ ‌‌‌‍‌​‌‍‍‌‌‍ ​‍ ‍‌ ‌‍‌‍‌‌‌ ​‍‌‍​ ‌‍‌‌‌‍ ​​‍ ‍‌‍​‌‌ ​​‌ ​​​‍‌‍‌‍‍‌‌‍‌​​ ‌​ ‍‌​ ​‌​ ‌‍​ ‌‍​ ‍‌‌‍‌​‌‍​‌​ ​​​‍ ‌​ ‌‍‌‍​ ‌‍​ ‌‍​ ​‍ ‌​ ‌​​ ‍‌​ ‌​​ ‌‍​‍ ‌‌‍​‌​ ​‍​ ‌ ​ ‌​​‍ ‌‌‍​‌‌‍​ ‌‍​‍​ ‍‌‌‍​‍​ ​ ‌‍‌‌‌‍​ ​ ​ ‌‍‌​​ ‌ ‌‍​ ​‍‌‍‌ ‌​‌ ‍‌‌ ​​‌‍‌‌​ ‌‌‍‍​‌‍ ‌ ‌​‌‍‌‌‌‍ ​‌‌​ ‌‍‍‌‌ ‌​‌‍‌‌‌‌​​‌‍​‌‌‍‌ ‌‍‌‌​‍‌‍‌ ​​‌‍​‌‌ ‌​‌‍‍​​ ‌‌ ​​‌‍​‌‌‍‌ ‌‍‌‌‌​​‍‌ ‌‌‌‍‍‌‌‍ ​‌‍‌​‌‍‌‌‌ ​‍​‍‌‌​ ‌‌‌​​‍‌‌ ‌‍‍ ‌‍‌‌‌ ‍‌​‍‌‌​ ​ ‌​‌​​‍‌‌​ ​ ‌​‌​​‍‌‌​ ​‍​ ​‍​ ‍​​ ​ ​ ‍​​ ‌ ​ ‍​​ ​‌​ ‌‍‌‍​ ‌‍‌‌​ ‌​​ ​‍‌‍​‌​‍‌‌​ ​‍​ ​‍​‍‌‌​ ‌‌‌​‌​​‍ ‍‌‍​ ‌‍ ‌‍ ‍‌ ‌​‌‍‌‌‌‍ ‍‌ ‌​​‍‌‌​ ‌‌‌​​‍‌‌ ‌‍‍ ‌‍‌‌‌ ‍‌​‍‌‌​ ​ ‌​‌​​‍‌‌​ ​ ‌​‌​​‍‌‌​ ​‍​ ​‍​ ‌ ‌‍‌‍​ ‌ ​ ​ ​ ‌​​ ‌​​ ‌‍​ ‍​​ ‍​​ ‍​​ ​‌​ ‌‌​‍‌‌​ ​‍​ ​‍​‍‌‌​ ‌‌‌​‌​​‍ ‍‌ ‌​‌‍‍‌‌ ‌​‌‍ ​‌‍‌‌​‍‌‍‌ ​​‌‍‌‌‌ ​‍‌ ​ ‌ ​​‌‍‌‌‌‍​ ‌ ‌​‌‍‍‌‌ ‌‍‌‍‌‌​ ‌‌ ​​‌ ‌‌‌‍​‍‌‍ ​‌‍‍‌‌ ​ ‌‍‍​‌‍‌‌‌‍‌​​‍​‍‌ ‌
The Wellness Reset​​​​‌ ‍ ​‍​‍‌‍ ‌ ​‍‌‍‍‌‌‍‌ ‌‍‍‌‌‍ ‍​‍​‍​ ‍‍​‍​‍‌ ​ ‌‍​‌‌‍ ‍‌‍‍‌‌ ‌​‌ ‍‌​‍ ‍‌‍‍‌‌‍ ​‍​‍​‍ ​​‍​‍‌‍‍​‌ ​‍‌‍‌‌‌‍‌‍​‍​‍​ ‍‍​‍​‍‌‍‍​‌ ‌​‌ ‌​‌ ​​‌ ​ ​ ‍‍​‍ ​‍ ‌‍ ​​‍ ‌‌‍​‌‌‍ ‍‌‍‌​​‍ ‌‌ ​‍​‍ ‌‌‍‍​‌‍ ‌ ‌​‌‍‌‌‌‍ ​‌ ​ ​‍ ‌‌ ​ ‌ ‌​‌ ‌‌‌‍‌​‌‍‍‌‌‍ ​‍ ‍‌ ‌‍‌‍‌‌‌ ​‍‌‍​ ‌‍‌‌‌‍ ​​‍ ‍‌‍​‌‌ ​​‌ ​​​‍ ‌‍‍‌‌‍ ‍‌ ‌​‌‍‌‌‌‍ ‍‌ ‌​​‍ ‌‍‌‌‌‍‌​‌‍‍‌‌ ‌​​‍ ‌‍ ‌‌‍ ‌‍‌​‌‍‌‌​ ‌‌ ​​‌ ​‍‌‍‌‌‌ ​ ‌‍‌‌‌‍ ‍‌ ‌​‌‍​‌‌ ‌​‌‍‍‌‌‍ ‌‍ ‍​ ‍ ‌‍‍‌‌‍‌​​ ‌​ ‍‌​ ​‌​ ‌‍​ ‌‍​ ‍‌‌‍‌​‌‍​‌​ ​​​‍ ‌​ ‌‍‌‍​ ‌‍​ ‌‍​ ​‍ ‌​ ‌​​ ‍‌​ ‌​​ ‌‍​‍ ‌‌‍​‌​ ​‍​ ‌ ​ ‌​​‍ ‌‌‍​‌‌‍​ ‌‍​‍​ ‍‌‌‍​‍​ ​ ‌‍‌‌‌‍​ ​ ​ ‌‍‌​​ ‌ ‌‍​ ​ ‍ ‌ ‌​‌ ‍‌‌ ​​‌‍‌‌​ ‌‌‍‍​‌‍ ‌ ‌​‌‍‌‌‌‍ ​‌‌​ ‌‍‍‌‌ ‌​‌‍‌‌‌‌​​‌‍​‌‌‍‌ ‌‍‌‌​ ‍ ‌ ​​‌‍​‌‌ ‌​‌‍‍​​ ‌‌ ​​‌‍​‌‌‍‌ ‌‍‌‌‌​​‍‌ ‌‌‌‍‍‌‌‍ ​‌‍‌​‌‍‌‌‌ ​‍​‍‌‌​ ‌‌‌​​‍‌‌ ‌‍‍ ‌‍‌‌‌ ‍‌​‍‌‌​ ​ ‌​‌​​‍‌‌​ ​ ‌​‌​​‍‌‌​ ​‍​ ​‍​ ‍​​ ​ ​ ‍​​ ‌ ​ ‍​​ ​‌​ ‌‍‌‍​ ‌‍‌‌​ ‌​​ ​‍‌‍​‌​‍‌‌​ ​‍​ ​‍​‍‌‌​ ‌‌‌​‌​​‍ ‍‌‍​ ‌‍ ‌‍ ‍‌ ‌​‌‍‌‌‌‍ ‍‌ ‌​​‍‌‌​ ‌‌‌​​‍‌‌ ‌‍‍ ‌‍‌‌‌ ‍‌​‍‌‌​ ​ ‌​‌​​‍‌‌​ ​ ‌​‌​​‍‌‌​ ​‍​ ​‍​ ‌ ‌‍‌‍​ ‌ ​ ​ ​ ‌​​ ‌​​ ‌‍​ ‍​​ ‍​​ ‍​​ ​‌​ ‌‌​‍‌‌​ ​‍​ ​‍​‍‌‌​ ‌‌‌​‌​​‍ ‍‌ ‌​‌‍‍‌‌ ‌​‌‍ ​‌‍‌‌​ ‌‍​‍‌‍​‌‌ ​ ‌‍‌‌‌‌‌‌‌ ​‍‌‍ ​​ ‌‌‍‍​‌ ‌​‌ ‌​‌ ​​‌ ​ ​‍‌‌​ ​ ‌​​‌​‍‌‌​ ​‍‌​‌‍​‍‌‌​ ​‍‌​‌‍‌‍ ​​‍ ‌‌‍​‌‌‍ ‍‌‍‌​​‍ ‌‌ ​‍​‍ ‌‌‍‍​‌‍ ‌ ‌​‌‍‌‌‌‍ ​‌ ​ ​‍ ‌‌ ​ ‌ ‌​‌ ‌‌‌‍‌​‌‍‍‌‌‍ ​‍ ‍‌ ‌‍‌‍‌‌‌ ​‍‌‍​ ‌‍‌‌‌‍ ​​‍ ‍‌‍​‌‌ ​​‌ ​​​‍‌‍‌‍‍‌‌‍‌​​ ‌​ ‍‌​ ​‌​ ‌‍​ ‌‍​ ‍‌‌‍‌​‌‍​‌​ ​​​‍ ‌​ ‌‍‌‍​ ‌‍​ ‌‍​ ​‍ ‌​ ‌​​ ‍‌​ ‌​​ ‌‍​‍ ‌‌‍​‌​ ​‍​ ‌ ​ ‌​​‍ ‌‌‍​‌‌‍​ ‌‍​‍​ ‍‌‌‍​‍​ ​ ‌‍‌‌‌‍​ ​ ​ ‌‍‌​​ ‌ ‌‍​ ​‍‌‍‌ ‌​‌ ‍‌‌ ​​‌‍‌‌​ ‌‌‍‍​‌‍ ‌ ‌​‌‍‌‌‌‍ ​‌‌​ ‌‍‍‌‌ ‌​‌‍‌‌‌‌​​‌‍​‌‌‍‌ ‌‍‌‌​‍‌‍‌ ​​‌‍​‌‌ ‌​‌‍‍​​ ‌‌ ​​‌‍​‌‌‍‌ ‌‍‌‌‌​​‍‌ ‌‌‌‍‍‌‌‍ ​‌‍‌​‌‍‌‌‌ ​‍​‍‌‌​ ‌‌‌​​‍‌‌ ‌‍‍ ‌‍‌‌‌ ‍‌​‍‌‌​ ​ ‌​‌​​‍‌‌​ ​ ‌​‌​​‍‌‌​ ​‍​ ​‍​ ‍​​ ​ ​ ‍​​ ‌ ​ ‍​​ ​‌​ ‌‍‌‍​ ‌‍‌‌​ ‌​​ ​‍‌‍​‌​‍‌‌​ ​‍​ ​‍​‍‌‌​ ‌‌‌​‌​​‍ ‍‌‍​ ‌‍ ‌‍ ‍‌ ‌​‌‍‌‌‌‍ ‍‌ ‌​​‍‌‌​ ‌‌‌​​‍‌‌ ‌‍‍ ‌‍‌‌‌ ‍‌​‍‌‌​ ​ ‌​‌​​‍‌‌​ ​ ‌​‌​​‍‌‌​ ​‍​ ​‍​ ‌ ‌‍‌‍​ ‌ ​ ​ ​ ‌​​ ‌​​ ‌‍​ ‍​​ ‍​​ ‍​​ ​‌​ ‌‌​‍‌‌​ ​‍​ ​‍​‍‌‌​ ‌‌‌​‌​​‍ ‍‌ ‌​‌‍‍‌‌ ‌​‌‍ ​‌‍‌‌​‍‌‍‌ ​​‌‍‌‌‌ ​‍‌ ​ ‌ ​​‌‍‌‌‌‍​ ‌ ‌​‌‍‍‌‌ ‌‍‌‍‌‌​ ‌‌ ​​‌ ‌‌‌‍​‍‌‍ ​‌‍‍‌‌ ​ ‌‍‍​‌‍‌‌‌‍‌​​‍​‍‌ ‌